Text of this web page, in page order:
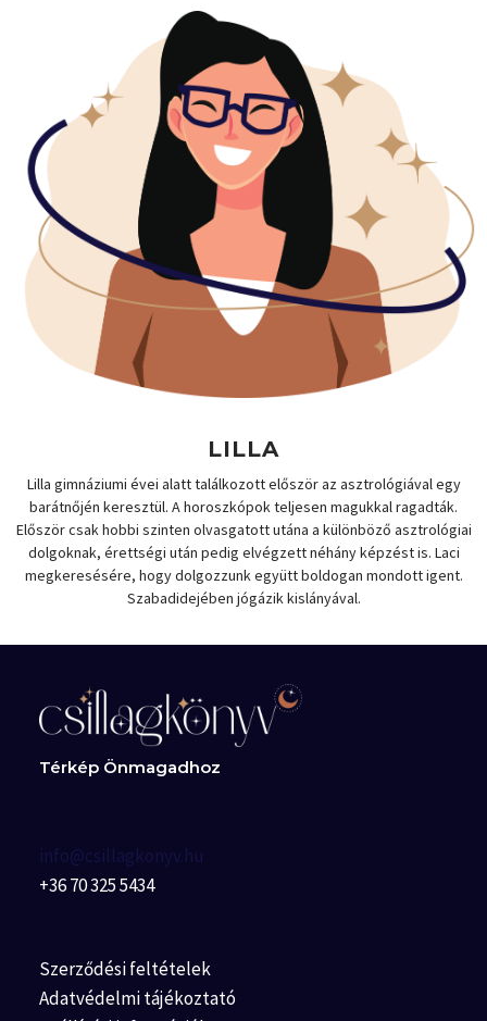
LILLA
Lilla gimnáziumi évei alatt találkozott először az asztrológiával egy
barátnőjén keresztül. A horoszkópok teljesen magukkal ragadták.
Először csak hobbi szinten olvasgatott utána a különböző asztrológiai
dolgoknak, érettségi után pedig elvégzett néhány képzést is. Laci
megkeresésére, hogy dolgozzunk együtt boldogan mondott igent.
Szabadidejében jógázik kislányával.
Térkép Önmagadhoz
info@csillagkonyv.hu
+36 70 325 5434
Szerződési feltételek
Adatvédelmi tájékoztató